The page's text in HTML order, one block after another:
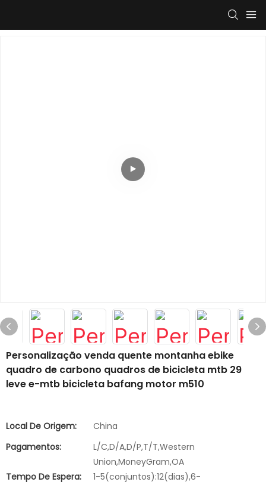
Personalização venda quente montanha ebike
quadro de carbono quadros de bicicleta mtb 29
leve e-mtb bicicleta bafang motor m510
Local De Origem:
China
Pagamentos:
L/C,D/A,D/P,T/T,Western
Union,MoneyGram,OA
Tempo De Espera:
1-5(conjuntos):12(dias),6-